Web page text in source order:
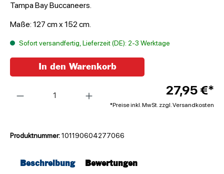
Tampa Bay Buccaneers.
Maße: 127 cm x 152 cm.
Sofort versandfertig, Lieferzeit (DE): 2-3 Werktage
27,95 €*
*Preise inkl. MwSt. zzgl. Versandkosten
In den Warenkorb
Produktnummer:101190604277066
Beschreibung Bewertungen